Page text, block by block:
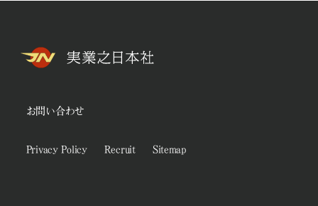
お問い合わせ
Privacy Policy Recruit Sitemap